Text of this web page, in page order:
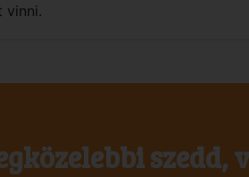
vinni.
szedd,